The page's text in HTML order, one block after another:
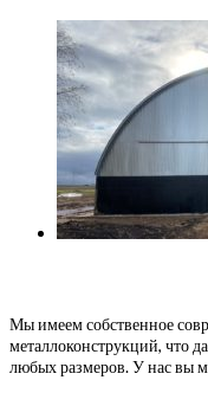
Мы имеем собственное
металлоконструкций, что
любых размеров. У нас вы